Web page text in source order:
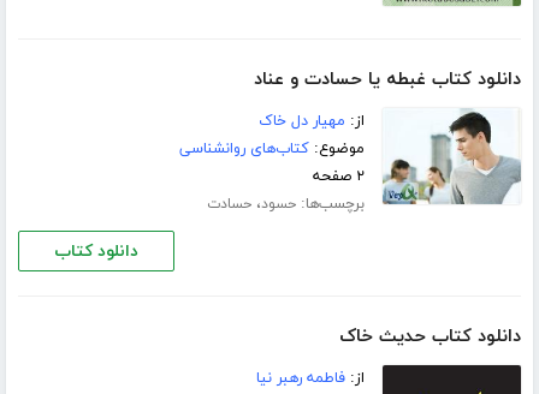
دانلود کتاب غبطه یا حسادت و عناد
از: مهیار دل خاک
موضوع:کتاب‌های روانشناسی
۲ صفحه
برچسب‌ها:حسود،حسادت
دانلود کتاب
دانلود کتاب حدیث خاک
از:فاطمه رهبر نیا